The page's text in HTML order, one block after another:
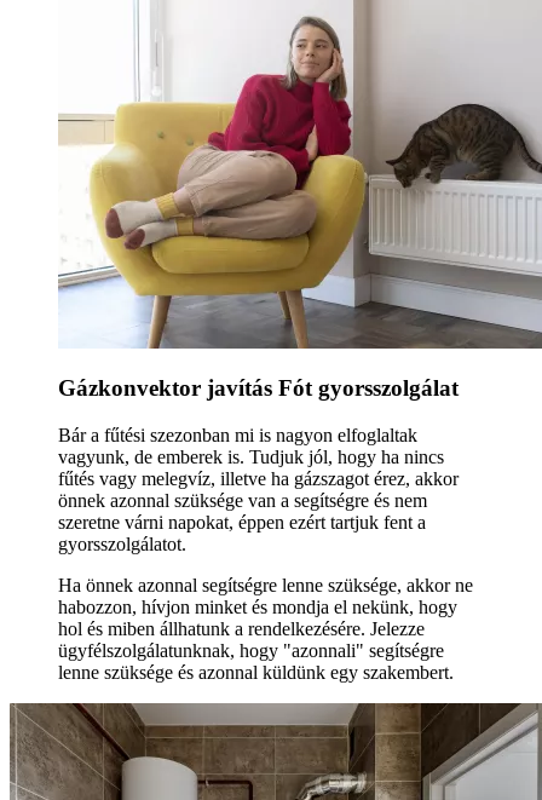
Gázkonvektor javítás Fót gyorsszolgálat
Bár a fűtési szezonban mi is nagyon elfoglaltak
vagyunk, de emberek is. Tudjuk jól, hogy ha nincs
fűtés vagy melegvíz, illetve ha gázszagot érez, akkor
önnek azonnal szüksége van a segítségre és nem
szeretne várni napokat, éppen ezért tartjuk fent a
gyorsszolgálatot.
Ha önnek azonnal segítségre lenne szüksége, akkor ne
habozzon, hívjon minket és mondja el nekünk, hogy
hol és miben állhatunk a rendelkezésére. Jelezze
ügyfélszolgálatunknak, hogy "azonnali" segítségre
lenne szüksége és azonnal küldünk egy szakembert.